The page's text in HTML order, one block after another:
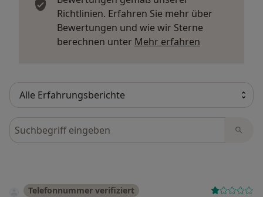
Corona (COVID-19)
Als Hausärzte sind wir auch in dieser schwierigen Zeit
Wichtig bei Corona-Verdacht: Sie wurden positiv auf
Corona getestet oder haben Symptome? Bitte wählen
Sie in der Terminauswahl einen Videotermin, um sich
und andere zu schützen.
Richtlinien. Erfahren Sie mehr über
Bewertungen und wie wir Sterne
berechnen unter Mehr erfahren
Bewertungen durchsuchen
Telefonnummer verifiziert